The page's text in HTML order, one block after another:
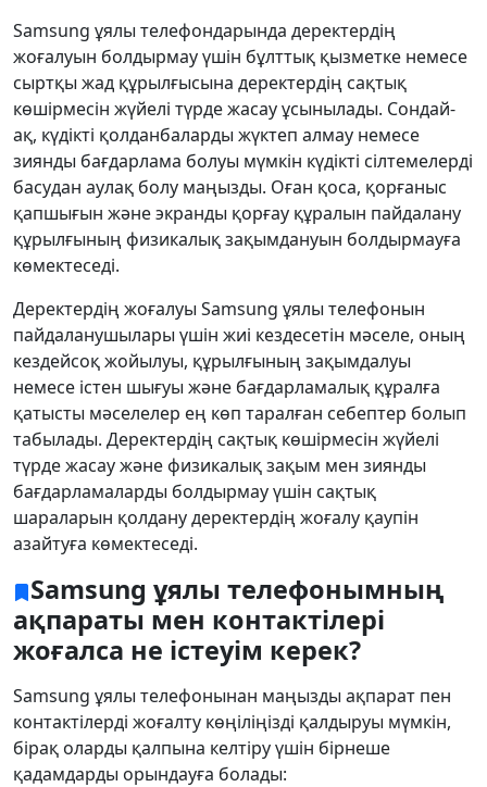
Samsung ұялы телефондарында деректердің
жоғалуын болдырмау үшін бұлттық қызметке немесе
сыртқы жад құрылғысына деректердің сақтық
көшірмесін жүйелі түрде жасау ұсынылады. Сондай-
ақ, күдікті қолданбаларды жүктеп алмау немесе
зиянды бағдарлама болуы мүмкін күдікті сілтемелерді
басудан аулақ болу маңызды. Оған қоса, қорғаныс
қапшығын және экранды қорғау құралын пайдалану
құрылғының физикалық зақымдануын болдырмауға
көмектеседі.
Деректердің жоғалуы Samsung ұялы телефонын
пайдаланушылары үшін жиі кездесетін мәселе, оның
кездейсоқ жойылуы, құрылғының зақымдалуы
немесе істен шығуы және бағдарламалық құралға
қатысты мәселелер ең көп таралған себептер болып
табылады. Деректердің сақтық көшірмесін жүйелі
түрде жасау және физикалық зақым мен зиянды
бағдарламаларды болдырмау үшін сақтық
шараларын қолдану деректердің жоғалу қаупін
азайтуға көмектеседі.
Samsung ұялы телефонымның
ақпараты мен контактілері
жоғалса не істеуім керек?
Samsung ұялы телефонынан маңызды ақпарат пен
контактілерді жоғалту көңіліңізді қалдыруы мүмкін,
бірақ оларды қалпына келтіру үшін бірнеше
қадамдарды орындауға болады: